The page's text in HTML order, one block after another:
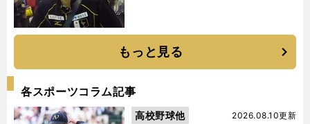
もっと見る
各スポーツコラム記事
2026.08.10更新
高校野球他